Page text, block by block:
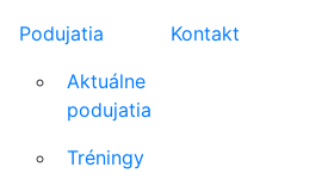
Podujatia
Aktuálne
podujatia
Tréningy
Kontakt